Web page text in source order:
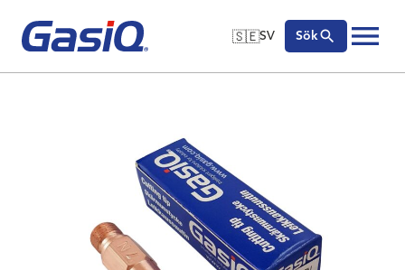
Hoppa till innehåll
🇸🇪SV
🇬🇧English
Sök